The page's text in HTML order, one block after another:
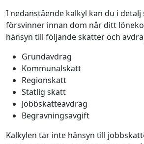
I nedanstående kalkyl kan du i detalj
försvinner innan dom når ditt
hänsyn till följande skatter och
Grundavdrag
Kommunalskatt
Regionskatt
Statlig skatt
Jobbskatteavdrag
Begravningsavgift
Kalkylen tar inte hänsyn till